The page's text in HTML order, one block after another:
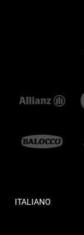
ITALIANO